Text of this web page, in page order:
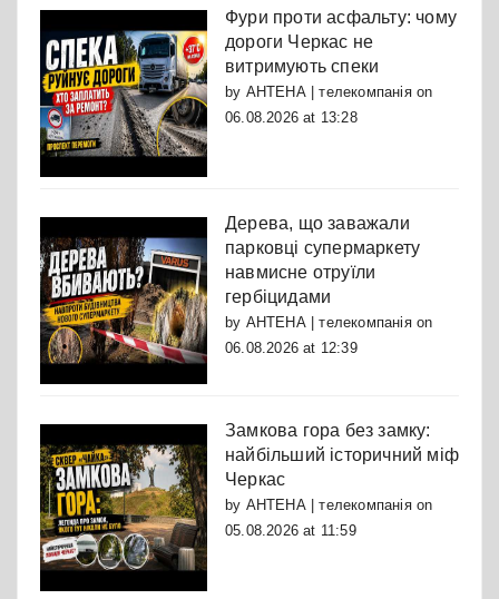
Фури проти асфальту: чому
дороги Черкас не
витримують спеки
by АНТЕНА | телекомпаніяon
06.08.2026 at 13:28
Дерева, що заважали
парковці супермаркету
навмисне отруїли
гербіцидами
by АНТЕНА | телекомпаніяon
06.08.2026 at 12:39
Замкова гора без замку:
найбільший історичний міф
Черкас
by АНТЕНА | телекомпаніяon
05.08.2026 at 11:59